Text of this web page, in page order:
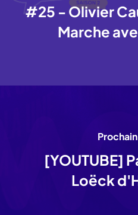
#25 - Olivier
Marche
[YOUTUBE]
Loëck